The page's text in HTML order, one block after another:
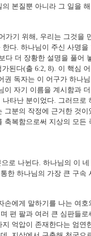
본질뿐 아니라 그 일을
기 위해, 우리는 그것을
다. 하나님이 주신 사명
다 더 장황한 설명을 풀어
된다(출 6:2, 8). 이 핵심
독자는 이 어구가 하나
자기 이름을 계시함과
타난 분이었다. 그러므
그분의 작정에 근거한 것
축복함으로써 지상의 모든
로 나뉜다. 하나님의 이
한 하나님의 가장 큰 구속
에게 말하기를 나는 여
편 팔과 여러 큰 심판들
억압이 존재한다는 엄연